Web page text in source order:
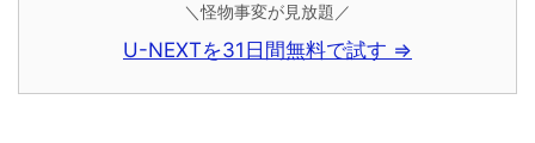
＼怪物事変が見放題／
U-NEXTを31日間無料で試す ⇒